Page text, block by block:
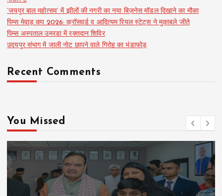
‘जयपुर बाल महोत्सव’ में झीलों की नगरी का नया बिज़नेस मॉडल दिखाने का मौका
पिम्स मेवाड़ कप 2026: क्रॉसवर्ड व आदित्यम रियल स्टेट्स ने मुकाबले जीते
पिम्स अस्पताल उमरडा में रक्तदान शिविर
उदयपुर संभाग में जाली नोट छापने वाले गिरोह का भंडाफोड़
Recent Comments
You Missed